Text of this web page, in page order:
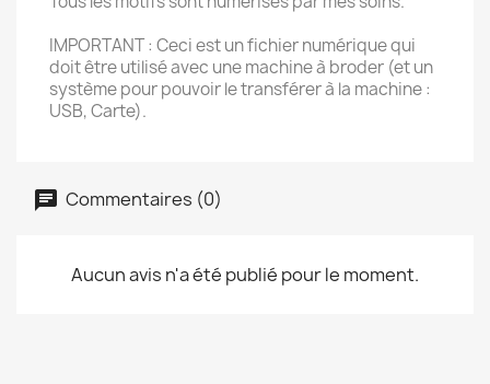
IMPORTANT : Ceci est un fichier numérique qui
doit être utilisé avec une machine à broder (et un
système pour pouvoir le transférer à la machine :
USB, Carte).
Commentaires (0)
Aucun avis n'a été publié pour le moment.